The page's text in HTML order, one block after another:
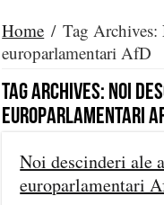
Home / Tag
europarlamentari AfD
Tag Archives: Noi
europarlamentari
Noi descinderi ale
europarlamentari